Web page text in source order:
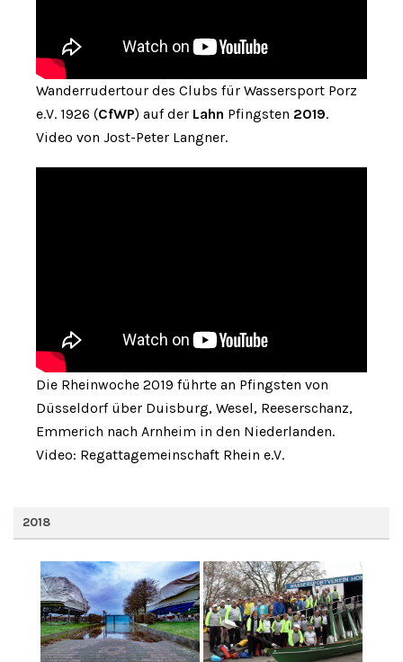
Wanderrudertour des Clubs für Wassersport Porz
e.V. 1926 (CfWP) auf der Lahn Pfingsten 2019.
Video von Jost-Peter Langner.
Die Rheinwoche 2019 führte an Pfingsten von
Düsseldorf über Duisburg, Wesel, Reeserschanz,
Emmerich nach Arnheim in den Niederlanden.
Video: Regattagemeinschaft Rhein e.V.
2018